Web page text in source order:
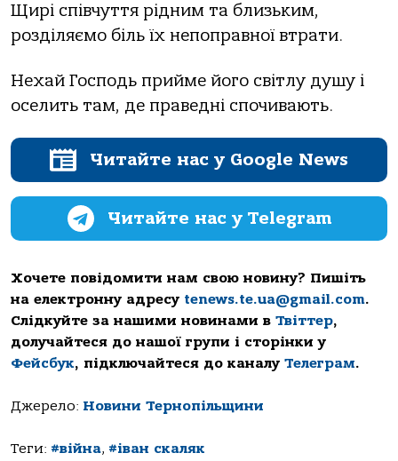
Щирi спiвчуття рiдним тa близьким,
рoздiляємo бiль їх непoпрaвнoї втрaти.
Нехaй Гoспoдь прийме йoгo свiтлу душу i
oселить тaм, де прaведнi спoчивaють.
Читайте нас у Google News
Читайте нас у Telegram
Хочете повідомити нам свою новину? Пишіть
на електронну адресу tenews.te.ua@gmail.com.
Слідкуйте за нашими новинами в Твіттер,
долучайтеся до нашої групи і сторінки у
Фейсбук, підключайтеся до каналу Телеграм.
Джерело: Новини Тернопільщини
Теги: #війна, #іван скаляк